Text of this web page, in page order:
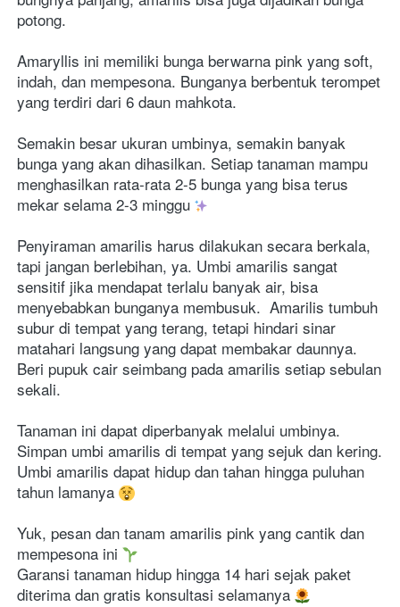
potong.
Amaryllis ini memiliki bunga berwarna pink yang soft,
indah, dan mempesona. Bunganya berbentuk terompet
yang terdiri dari 6 daun mahkota.
Semakin besar ukuran umbinya, semakin banyak
bunga yang akan dihasilkan. Setiap tanaman mampu
menghasilkan rata-rata 2-5 bunga yang bisa terus
mekar selama 2-3 minggu
Penyiraman amarilis harus dilakukan secara berkala,
tapi jangan berlebihan, ya. Umbi amarilis sangat
sensitif jika mendapat terlalu banyak air, bisa
menyebabkan bunganya membusuk. Amarilis tumbuh
subur di tempat yang terang, tetapi hindari sinar
matahari langsung yang dapat membakar daunnya.
Beri pupuk cair seimbang pada amarilis setiap sebulan
sekali.
Tanaman ini dapat diperbanyak melalui umbinya.
Simpan umbi amarilis di tempat yang sejuk dan kering.
Umbi amarilis dapat hidup dan tahan hingga puluhan
tahun lamanya
Yuk, pesan dan tanam amarilis pink yang cantik dan
mempesona ini
Garansi tanaman hidup hingga 14 hari sejak paket
diterima dan gratis konsultasi selamanya